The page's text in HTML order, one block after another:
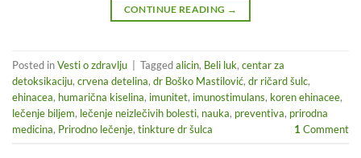
CONTINUE READING →
Posted inVesti o zdravlju Taggedalicin, Beli luk, centar za
detoksikaciju, crvena detelina, dr Boško Mastilović, dr ričard šulc,
ehinacea, humarična kiselina, imunitet, imunostimulans, koren ehinacee,
lečenje biljem, lečenje neizlečivih bolesti, nauka, preventiva, prirodna
medicina, Prirodno lečenje, tinkture dr šulca 1 Comment